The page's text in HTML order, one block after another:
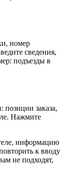
номер
сведения,
подъезды в
позиции заказа,
Нажмите
информацию
к вводу
не подходят,